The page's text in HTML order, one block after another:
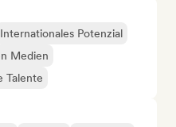
Internationales Potenzial
Medien
Talente